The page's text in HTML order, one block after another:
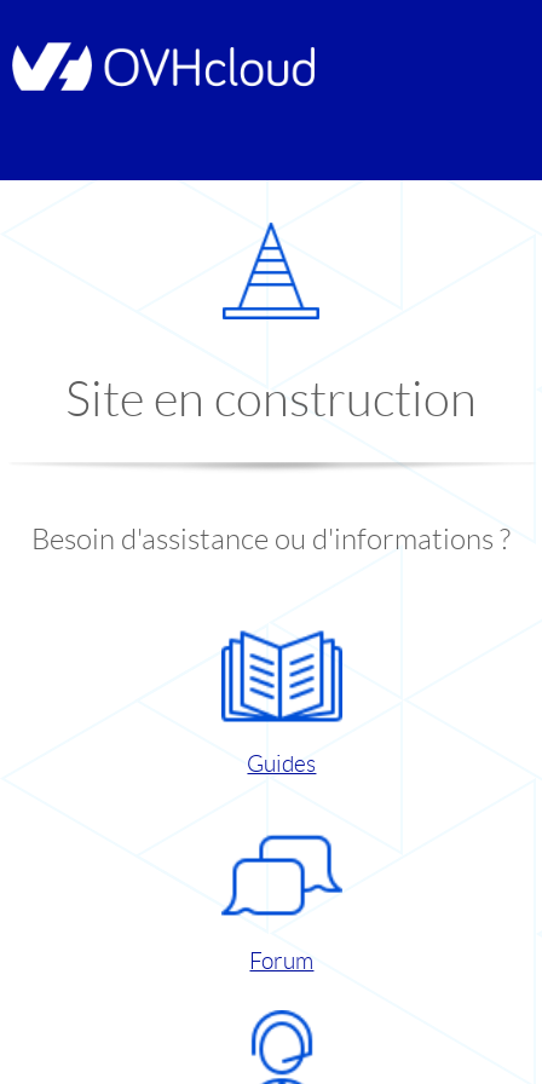
Site en construction
Besoin d'assistance ou d'informations ?
Guides
Forum